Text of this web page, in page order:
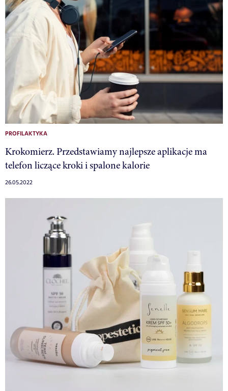
PROFILAKTYKA
Krokomierz. Przedstawiamy najlepsze aplikacje ma
telefon liczące kroki i spalone kalorie
26.05.2022